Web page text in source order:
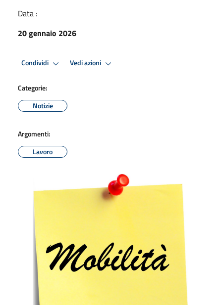
Data :
20 gennaio 2026
Condividi Vedi azioni
Categorie:
Notizie
Argomenti:
Lavoro